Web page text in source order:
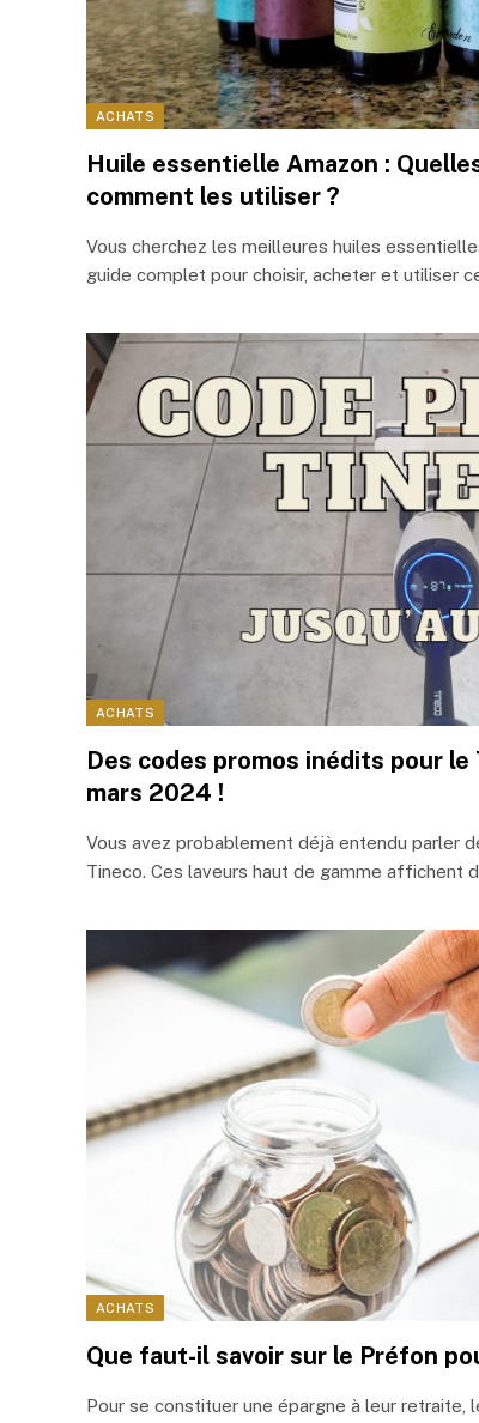
ACHATS
Huile essentielle Amazon :
comment les utiliser ?
Vous cherchez les meilleures huiles
guide complet pour choisir, acheter et utiliser
ACHATS
Des codes promos inédits pour le
mars 2024 !
Vous avez probablement déjà entendu parler
Tineco. Ces laveurs haut de gamme affichent
ACHATS
Que faut-il savoir sur le Préfon
Pour se constituer une épargne à leur retraite,